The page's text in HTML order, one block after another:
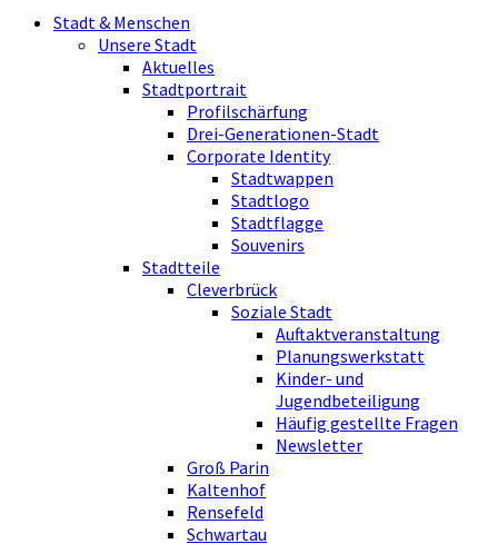
Stadt & Menschen
Unsere Stadt
Aktuelles
Stadtportrait
Profilschärfung
Drei-Generationen-Stadt
Corporate Identity
Stadtwappen
Stadtlogo
Stadtflagge
Souvenirs
Stadtteile
Cleverbrück
Soziale Stadt
Auftaktveranstaltung
Planungswerkstatt
Kinder- und
Jugendbeteiligung
Häufig gestellte Fragen
Newsletter
Groß Parin
Kaltenhof
Rensefeld
Schwartau